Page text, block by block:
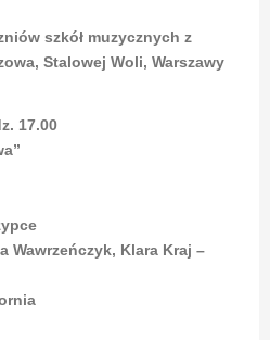
szkół muzycznych z
Stalowej Woli, Warszawy
17.00
Wawrzeńczyk, Klara Kraj –